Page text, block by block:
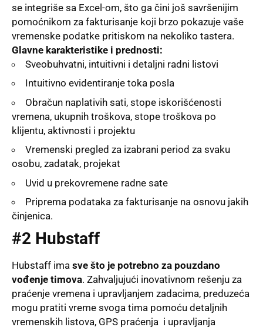
se integriše sa Excel-om, što ga čini još savršenijim
pomoćnikom za fakturisanje koji brzo pokazuje vaše
vremenske podatke pritiskom na nekoliko tastera.
Glavne karakteristike i prednosti:
Sveobuhvatni, intuitivni i detaljni radni listovi
Intuitivno evidentiranje toka posla
Obračun naplativih sati, stope iskorišćenosti
vremena, ukupnih troškova, stope troškova po
klijentu, aktivnosti i projektu
Vremenski pregled za izabrani period za svaku
osobu, zadatak, projekat
Uvid u prekovremene radne sate
Priprema podataka za fakturisanje na osnovu jakih
činjenica.
#2 Hubstaff
Hubstaff ima sve što je potrebno za pouzdano
vođenje timova. Zahvaljujući inovativnom rešenju za
praćenje vremena i upravljanjem zadacima, preduzeća
mogu pratiti vreme svoga tima pomoću detaljnih
vremenskih listova, GPS praćenja i upravljanja